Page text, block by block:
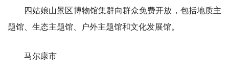
四姑娘山景区博物馆集群向群众免费开放，包括地质主
题馆、生态主题馆、户外主题馆和文化发展馆。
马尔康市